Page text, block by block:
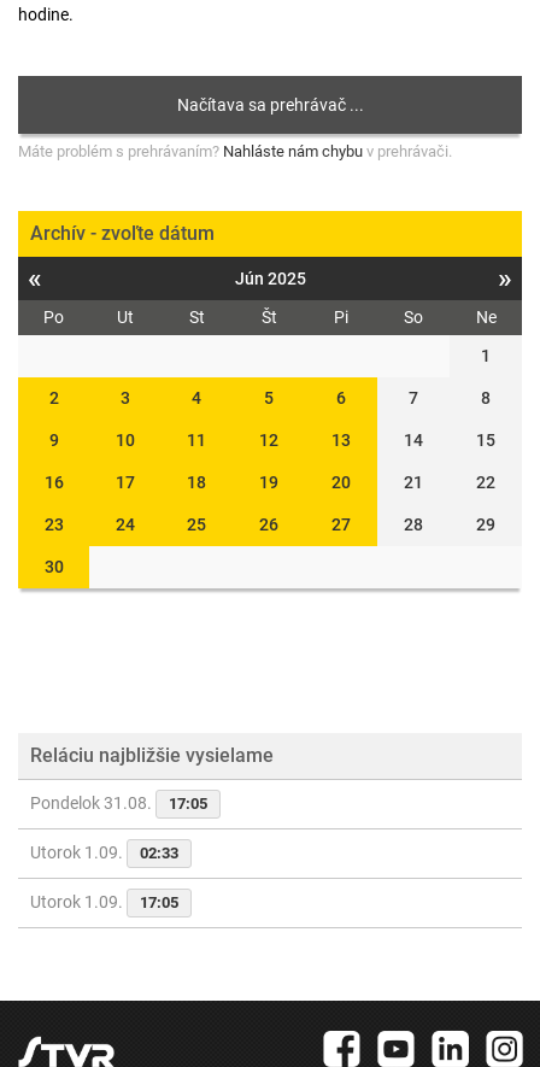
hodine.
Máte problém s prehrávaním? Nahláste nám chybu v prehrávači.
Archív - zvoľte dátum
« Jún 2025 »
Po Ut St Št Pi So
Ne
1
2 3 4 5 6 7 8
9 10 11 12 13 14 15
16 17 18 19 20 21 22
23 24 25 26 27 28 29
30
Reláciu najbližšie vysielame
Pondelok 31.08. 17:05
Utorok 1.09. 02:33
Utorok 1.09. 17:05